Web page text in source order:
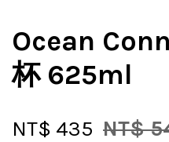
Ocean
杯 625ml
NT$ 435 NT$